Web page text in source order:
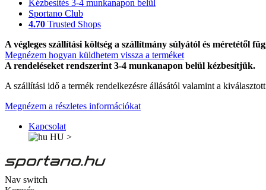
Kézbesítés 3-4 munkanapon belül
Sportano Club
4.70 Trusted Shops
A végleges szállítási költség a szállítmány súlyától és méretétől
Megnézem hogyan küldhetem vissza a terméket
A rendeléseket rendszerint 3-4 munkanapon belül kézbesítjük.
A szállítási idő a termék rendelkezésre állásától valamint a
Megnézem a részletes információkat
Kapcsolat
HU >
Nav switch